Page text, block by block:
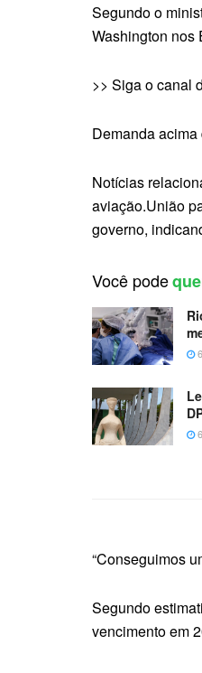
Segundo o
Washington nos
>> Siga o canal
Demanda
Notícias
aviação.União
governo,
Você pode
“Conseguimos
Segundo
vencimento em